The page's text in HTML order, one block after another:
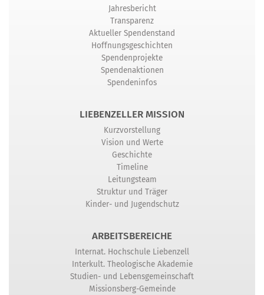
Jahresbericht
Transparenz
Aktueller Spendenstand
Hoffnungsgeschichten
Spendenprojekte
Spendenaktionen
Spendeninfos
LIEBENZELLER MISSION
Kurzvorstellung
Vision und Werte
Geschichte
Timeline
Leitungsteam
Struktur und Träger
Kinder- und Jugendschutz
ARBEITSBEREICHE
Internat. Hochschule Liebenzell
Interkult. Theologische Akademie
Studien- und Lebensgemeinschaft
Missionsberg-Gemeinde